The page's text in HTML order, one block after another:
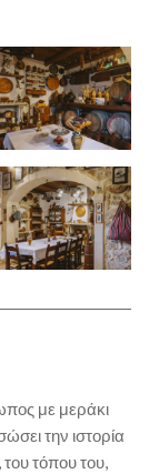
με μεράκι
την ιστορία
του τόπου του,